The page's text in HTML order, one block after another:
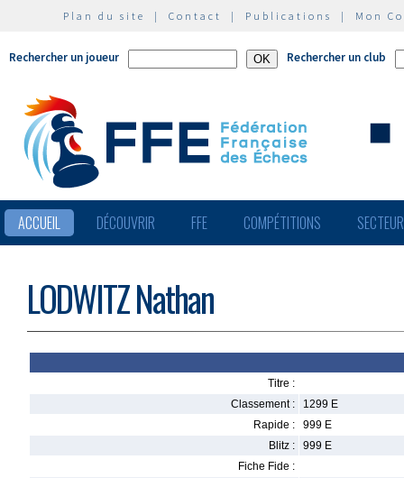
Plan du site | Contact | Publications | Mon
Rechercher un joueur Rechercher un club
ACCUEIL DÉCOUVRIR FFE COMPÉTITIONS
LODWITZ Nathan
Titre :
Classement :
1299 E
Rapide :
999 E
Blitz :
999 E
Fiche Fide :